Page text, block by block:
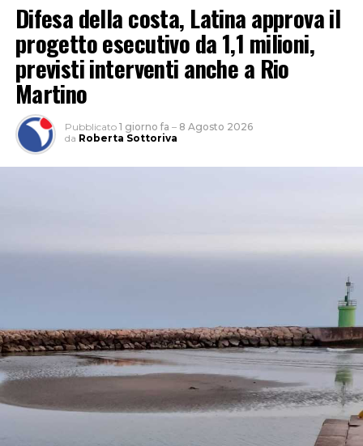
Difesa della costa, Latina approva il
progetto esecutivo da 1,1 milioni,
previsti interventi anche a Rio
Martino
Pubblicato 1 giorno fa – 8 Agosto 2026
da Roberta Sottoriva